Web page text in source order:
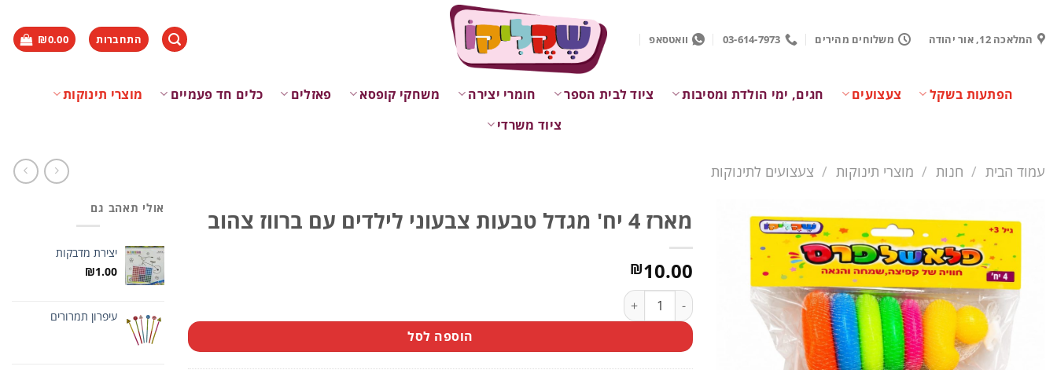
contentהמלאכה 12, אור יהודה משלוחים מהירים 03-614-7973 וואטסאפ התחברות ₪0.00
הפתעות בשקל צעצועים חגים, ימי הולדת ומסיבות ציוד לבית הספר חומרי יצירה משחקי קופסא פאזלים כלים חד פעמיים
מוצרי תינוקות
ציוד משרדי
עמוד הבית / חנות / מוצרי תינוקות / צעצועים לתינוקות
מארז 4 יח' מגדל טבעות צבעוני לילדים עם ברווז צהוב
₪10.00
כמות של מארז 4 יח' מגדל טבעות צבעוני לילדים עם ברווז צהוב
הוספה לסל
אולי תאהב גם
יצירת מדבקות
₪1.00
עיפרון תמרורים